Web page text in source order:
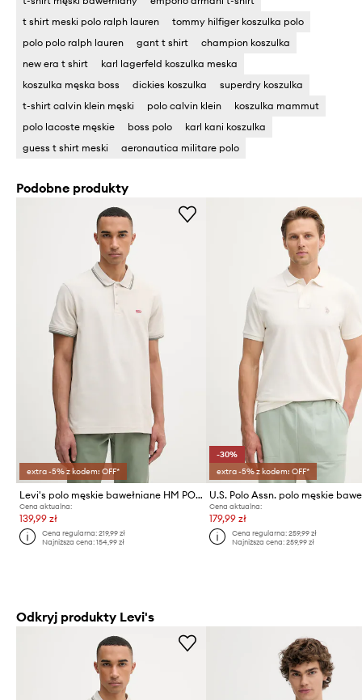
t shirt meski polo ralph lauren
tommy hilfiger koszulka polo
polo polo ralph lauren
gant t shirt
champion koszulka
new era t shirt
karl lagerfeld koszulka meska
koszulka męska boss
dickies koszulka
superdry koszulka
t-shirt calvin klein męski
polo calvin klein
koszulka mammut
polo lacoste męskie
boss polo
karl kani koszulka
guess t shirt meski
aeronautica militare polo
Podobne produkty
extra -5% z kodem: OFF*
Levi's polo męskie bawełniane HM POLO
Cena aktualna:
139,99 zł
Cena regularna:219,99 zł
Najniższa cena:154,99 zł
-30%
extra -5% z kodem: OFF*
Cena aktualna:
179,99 zł
Cena regularna: 259,99 zł
Najniższa cena: 259,99 zł
Odkryj produkty Levi's